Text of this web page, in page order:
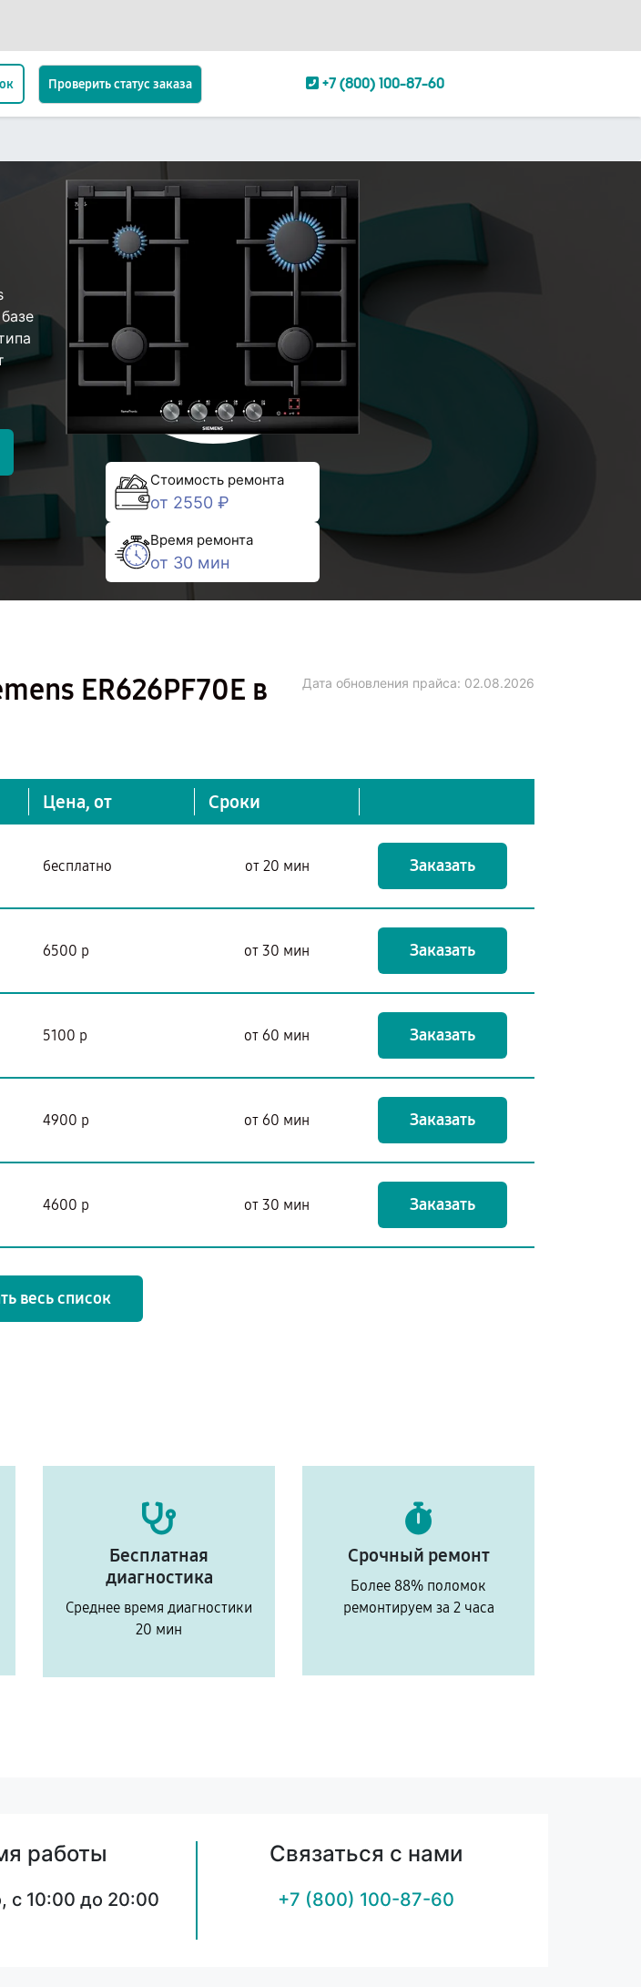
Проверить статус заказа +7 (800) 100-87-60
Стоимость ремонта
от 2550 ₽
Время ремонта
от 30 мин
ER626PF70E в
Дата обновления прайса: 02.08.2026
Цена, от Сроки
бесплатно от 20 мин Заказать
6500 р от 30 мин Заказать
5100 р от 60 мин Заказать
4900 р от 60 мин Заказать
4600 р от 30 мин Заказать
весь список
Бесплатная
диагностика
Среднее время диагностики
20 мин
Срочный ремонт
Более 88% поломок
ремонтируем за 2 часа
работы
с 10:00 до 20:00
Связаться с нами
+7 (800) 100-87-60